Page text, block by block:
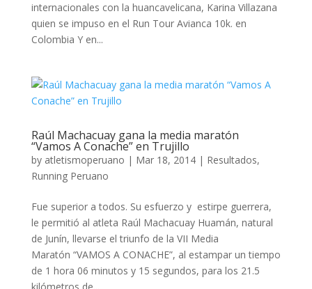
internacionales con la huancavelicana, Karina Villazana
quien se impuso en el Run Tour Avianca 10k. en
Colombia Y en...
Raúl Machacuay gana la media maratón
“Vamos A Conache” en Trujillo
by atletismoperuano | Mar 18, 2014| Resultados,
Running Peruano
Fue superior a todos. Su esfuerzo y estirpe guerrera,
le permitió al atleta Raúl Machacuay Huamán, natural
de Junín, llevarse el triunfo de la VII Media
Maratón “VAMOS A CONACHE”, al estampar un tiempo
de 1 hora 06 minutos y 15 segundos, para los 21.5